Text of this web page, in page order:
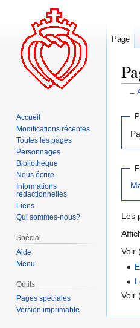
←
Aller
Aller
Les
Voir
Voir
Page
Accueil
Modifications récentes
Toutes les pages
Personnages
Bibliothèque
Nous écrire
Informations
rédactionnelles
Liens
Qui sommes-nous?
Spécial
Aide
Menu
Outils
Pages spéciales
Version imprimable